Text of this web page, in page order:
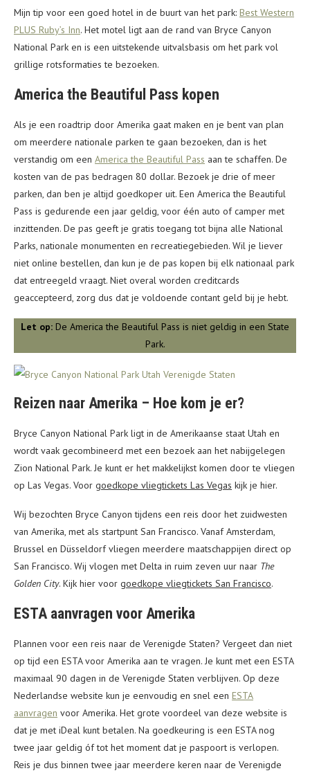
Mijn tip voor een goed hotel in de buurt van het park: Best Western
PLUS Ruby’s Inn. Het motel ligt aan de rand van Bryce Canyon
National Park en is een uitstekende uitvalsbasis om het park vol
grillige rotsformaties te bezoeken.
America the Beautiful Pass kopen
Als je een roadtrip door Amerika gaat maken en je bent van plan
om meerdere nationale parken te gaan bezoeken, dan is het
verstandig om een America the Beautiful Pass aan te schaffen. De
kosten van de pas bedragen 80 dollar. Bezoek je drie of meer
parken, dan ben je altijd goedkoper uit. Een America the Beautiful
Pass is gedurende een jaar geldig, voor één auto of camper met
inzittenden. De pas geeft je gratis toegang tot bijna alle National
Parks, nationale monumenten en recreatiegebieden. Wil je liever
niet online bestellen, dan kun je de pas kopen bij elk nationaal park
dat entreegeld vraagt. Niet overal worden creditcards
geaccepteerd, zorg dus dat je voldoende contant geld bij je hebt.
Let op: De America the Beautiful Pass is niet geldig in een State
Park.
Reizen naar Amerika – Hoe kom je er?
Bryce Canyon National Park ligt in de Amerikaanse staat Utah en
wordt vaak gecombineerd met een bezoek aan het nabijgelegen
Zion National Park. Je kunt er het makkelijkst komen door te vliegen
op Las Vegas. Voor goedkope vliegtickets Las Vegas kijk je hier.
Wij bezochten Bryce Canyon tijdens een reis door het zuidwesten
van Amerika, met als startpunt San Francisco. Vanaf Amsterdam,
Brussel en Düsseldorf vliegen meerdere maatschappijen direct op
San Francisco. Wij vlogen met Delta in ruim zeven uur naar The
Golden City. Kijk hier voor goedkope vliegtickets San Francisco.
ESTA aanvragen voor Amerika
Plannen voor een reis naar de Verenigde Staten? Vergeet dan niet
op tijd een ESTA voor Amerika aan te vragen. Je kunt met een ESTA
maximaal 90 dagen in de Verenigde Staten verblijven. Op deze
Nederlandse website kun je eenvoudig en snel een ESTA
aanvragen voor Amerika. Het grote voordeel van deze website is
dat je met iDeal kunt betalen. Na goedkeuring is een ESTA nog
twee jaar geldig óf tot het moment dat je paspoort is verlopen.
Reis je dus binnen twee jaar meerdere keren naar de Verenigde